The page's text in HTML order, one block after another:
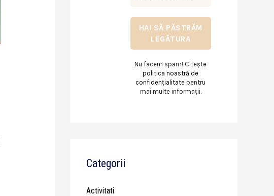
Nu facem spam! Citește
politica noastră de
confidențialitate pentru
mai multe informații.
Categorii
Activitati